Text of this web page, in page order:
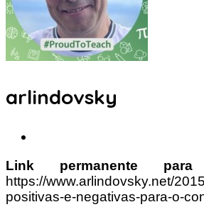
arlindovsky
Link permanente
https://www.arlindovsky.net/
positivas-e-negativas-para-o-